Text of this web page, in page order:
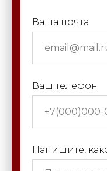
Ваша почта
Ваш телефон
Напишите,